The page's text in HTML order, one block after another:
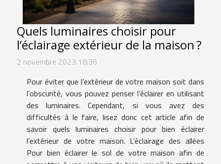
Quels luminaires choisir pour
l’éclairage extérieur de la maison ?
2 novembre 2023 18:36
Pour éviter que l’extérieur de votre maison soit dans
l’obscurité, vous pouvez penser l’éclairer en utilisant
des luminaires. Cependant, si vous avez des
difficultés à le faire, lisez donc cet article afin de
savoir quels luminaires choisir pour bien éclairer
l’extérieur de votre maison. L’éclairage des allées
Pour bien éclairer le sol de votre maison afin de